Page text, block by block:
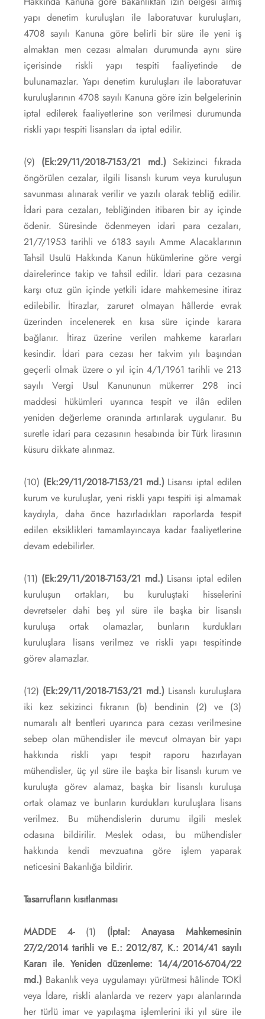
yapı denetim kuruluşları ile laboratuvar kuruluşları,
4708 sayılı Kanuna göre belirli bir süre ile yeni iş
almaktan men cezası almaları durumunda aynı süre
içerisinde riskli yapı tespiti faaliyetinde de
bulunamazlar. Yapı denetim kuruluşları ile laboratuvar
kuruluşlarının 4708 sayılı Kanuna göre izin belgelerinin
iptal edilerek faaliyetlerine son verilmesi durumunda
riskli yapı tespiti lisansları da iptal edilir.
(9) (Ek:29/11/2018-7153/21 md.) Sekizinci fıkrada
öngörülen cezalar, ilgili lisanslı kurum veya kuruluşun
savunması alınarak verilir ve yazılı olarak tebliğ edilir.
İdari para cezaları, tebliğinden itibaren bir ay içinde
ödenir. Süresinde ödenmeyen idari para cezaları,
21/7/1953 tarihli ve 6183 sayılı Amme Alacaklarının
Tahsil Usulü Hakkında Kanun hükümlerine göre vergi
dairelerince takip ve tahsil edilir. İdari para cezasına
karşı otuz gün içinde yetkili idare mahkemesine itiraz
edilebilir. İtirazlar, zaruret olmayan hâllerde evrak
üzerinden incelenerek en kısa süre içinde karara
bağlanır. İtiraz üzerine verilen mahkeme kararları
kesindir. İdari para cezası her takvim yılı başından
geçerli olmak üzere o yıl için 4/1/1961 tarihli ve 213
sayılı Vergi Usul Kanununun mükerrer 298 inci
maddesi hükümleri uyarınca tespit ve ilân edilen
yeniden değerleme oranında artırılarak uygulanır. Bu
suretle idari para cezasının hesabında bir Türk lirasının
küsuru dikkate alınmaz.
(10) (Ek:29/11/2018-7153/21 md.) Lisansı iptal edilen
kurum ve kuruluşlar, yeni riskli yapı tespiti işi almamak
kaydıyla, daha önce hazırladıkları raporlarda tespit
edilen eksiklikleri tamamlayıncaya kadar faaliyetlerine
devam edebilirler.
(11) (Ek:29/11/2018-7153/21 md.) Lisansı iptal edilen
kuruluşun ortakları, bu kuruluştaki hisselerini
devretseler dahi beş yıl süre ile başka bir lisanslı
kuruluşa ortak olamazlar, bunların kurdukları
kuruluşlara lisans verilmez ve riskli yapı tespitinde
görev alamazlar.
(12) (Ek:29/11/2018-7153/21 md.) Lisanslı kuruluşlara
iki kez sekizinci fıkranın (b) bendinin (2) ve (3)
numaralı alt bentleri uyarınca para cezası verilmesine
sebep olan mühendisler ile mevcut olmayan bir yapı
hakkında riskli yapı tespit raporu hazırlayan
mühendisler, üç yıl süre ile başka bir lisanslı kurum ve
kuruluşta görev alamaz, başka bir lisanslı kuruluşa
ortak olamaz ve bunların kurdukları kuruluşlara lisans
verilmez. Bu mühendislerin durumu ilgili meslek
odasına bildirilir. Meslek odası, bu mühendisler
hakkında kendi mevzuatına göre işlem yaparak
neticesini Bakanlığa bildirir.
Tasarrufların kısıtlanması
MADDE 4-(1) (İptal: Anayasa Mahkemesinin
27/2/2014 tarihli ve E.: 2012/87, K.: 2014/41 sayılı
Kararı ile. Yeniden düzenleme: 14/4/2016-6704/22
md.) Bakanlık veya uygulamayı yürütmesi hâlinde TOKİ
veya İdare, riskli alanlarda ve rezerv yapı alanlarında
her türlü imar ve yapılaşma işlemlerini iki yıl süre ile